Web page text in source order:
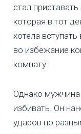
стал
которая в тот
хотела
во избежание
комнату.
Однако мужчина
избивать. Он
ударов по